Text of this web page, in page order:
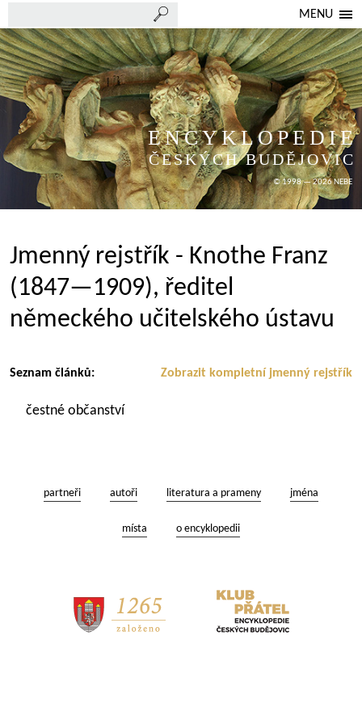
MENU
ENCYKLOPEDIE
ČESKÝCH BUDĚJOVIC
© 1998 — 2026 NEBE
Jmenný rejstřík - Knothe Franz
(1847—1909), ředitel
německého učitelského ústavu
Zobrazit kompletní jmenný rejstřík
Seznam článků:
čestné občanství
partneři autoři literatura a prameny jména
místa o encyklopedii